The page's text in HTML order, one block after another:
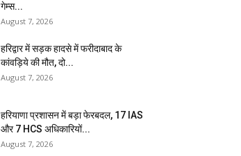
गेम्स...
August 7, 2026
हरिद्वार में सड़क हादसे में फरीदाबाद के
कांवड़िये की मौत, दो...
August 7, 2026
हरियाणा प्रशासन में बड़ा फेरबदल, 17 IAS
और 7 HCS अधिकारियों...
August 7, 2026